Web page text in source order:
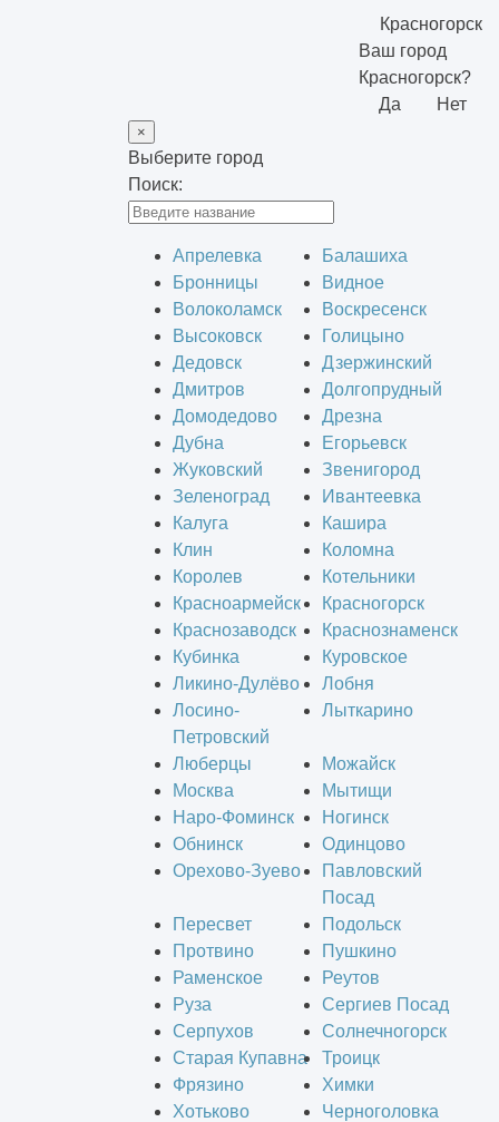
Красногорск
Ваш город
Красногорск?
Да
Нет
×
Выберите город
Поиск:
Апрелевка
Балашиха
Бронницы
Видное
Волоколамск
Воскресенск
Высоковск
Голицыно
Дедовск
Дзержинский
Дмитров
Долгопрудный
Домодедово
Дрезна
Дубна
Егорьевск
Жуковский
Звенигород
Зеленоград
Ивантеевка
Калуга
Кашира
Клин
Коломна
Королев
Котельники
Красноармейск
Красногорск
Краснозаводск
Краснознаменск
Кубинка
Куровское
Ликино-Дулёво
Лобня
Лосино-
Петровский
Лыткарино
Люберцы
Можайск
Москва
Мытищи
Наро-Фоминск
Ногинск
Обнинск
Одинцово
Орехово-Зуево
Павловский
Посад
Пересвет
Подольск
Протвино
Пушкино
Раменское
Реутов
Руза
Сергиев Посад
Серпухов
Солнечногорск
Старая Купавна
Троицк
Фрязино
Химки
Хотьково
Черноголовка